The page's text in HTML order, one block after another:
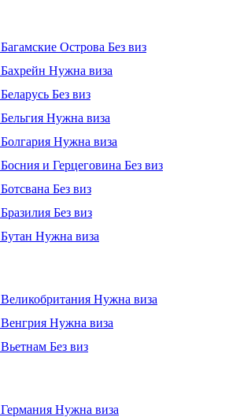
Багамские Острова Без виз
Бахрейн Нужна виза
Беларусь Без виз
Бельгия Нужна виза
Болгария Нужна виза
Босния и Герцеговина Без виз
Ботсвана Без виз
Бразилия Без виз
Бутан Нужна виза
Великобритания Нужна виза
Венгрия Нужна виза
Вьетнам Без виз
Германия Нужна виза